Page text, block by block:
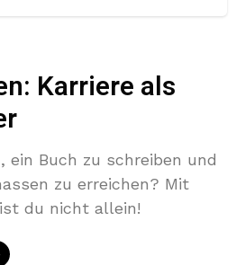
Karriere als
ein Buch zu schreiben und
zu erreichen? Mit
du nicht allein!